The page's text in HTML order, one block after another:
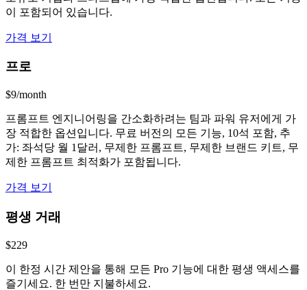
이 포함되어 있습니다.
가격 보기
프로
$9/month
프롬프트 엔지니어링을 간소화하려는 팀과 파워 유저에게 가
장 적합한 옵션입니다. 무료 버전의 모든 기능, 10석 포함, 추
가: 좌석당 월 1달러, 무제한 프롬프트, 무제한 브랜드 키트, 무
제한 프롬프트 최적화가 포함됩니다.
가격 보기
평생 거래
$229
이 한정 시간 제안을 통해 모든 Pro 기능에 대한 평생 액세스를
즐기세요. 한 번만 지불하세요.